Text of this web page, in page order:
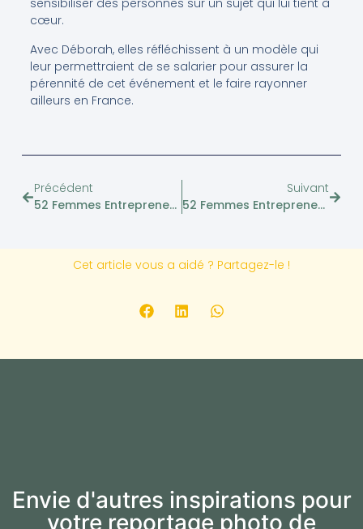
cœur.
Avec Déborah, elles réfléchissent à un modèle qui
leur permettraient de se salarier pour assurer la
pérennité de cet événement et le faire rayonner
ailleurs en France.
Précédent
52 Femmes Entrepreneuses – Anne-Claire Rigaud, Créatrice De Violette & Berlingot
Suivant
52 Femmes Entrepreneuses – Chloé Guennou, Créatrice De BavAR[t]
Cet article vous a aidé ? Partagez-le !
Envie d'autres inspirations pour
votre reportage photo de